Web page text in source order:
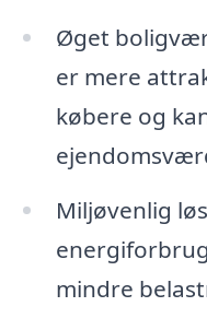
Øget
er mere
købere og
Miljøvenlig
mindre